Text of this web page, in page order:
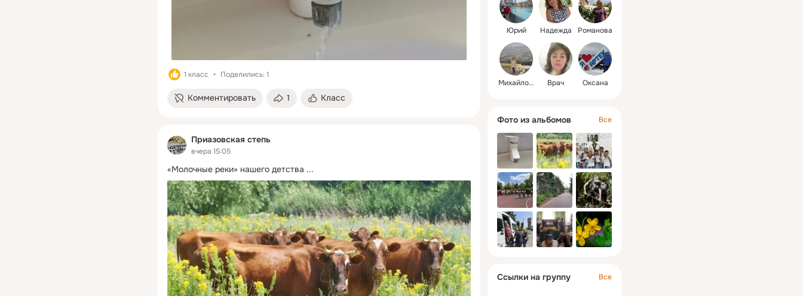
1 класс Поделились: 1
Комментировать 1 Класс
Приазовская степь
вчера 15:05
«Молочные реки» нашего детства ...
Юрий Надежда Романова
Михайлова(Иванова) Врач Оксана
Фото из альбомов Все
Ссылки на группу Все